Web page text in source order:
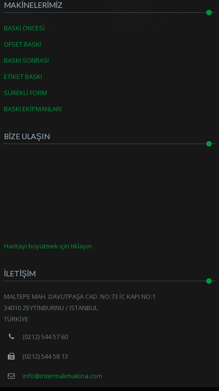
MAKİNELERİMİZ
BASKI ÖNCESİ
OFSET BASKI
BASKI SONRASI
ETİKET BASKI
SÜREKLİ FORM
BASKI EKİPMANLARI
BİZE ULAŞIN
Haritayı büyütmek için tıklayın
İLETİŞİM
MALTEPE MAH. DAVUTPAŞA CAD. NO:73 İC KAPI NO:1
34010 ZEYTİNBURNU / ISTANBUL
TÜRKİYE
(0212) 544 57 60
(0212) 544 58 13
info@intermakmakina.com